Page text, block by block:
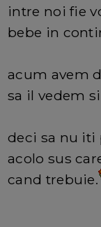
intre noi fie
bebe in
acum avem
sa il vedem
deci sa nu iti
acolo sus
cand trebuie.